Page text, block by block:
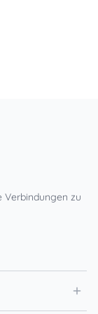
Verbindungen zu